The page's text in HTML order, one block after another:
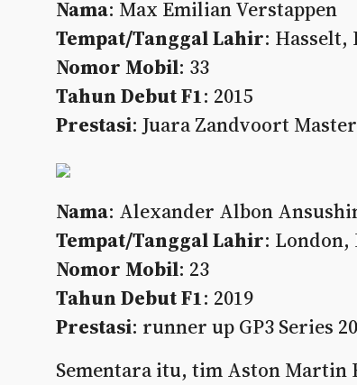
Nama: Max Emilian Verstappen
Tempat/Tanggal Lahir: Hasselt,
Nomor Mobil: 33
Tahun Debut F1: 2015
Prestasi: Juara Zandvoort
Nama: Alexander Albon
Tempat/Tanggal Lahir: London,
Nomor Mobil: 23
Tahun Debut F1: 2019
Prestasi: runner up GP3 Series
Sementara itu, tim Aston Martin